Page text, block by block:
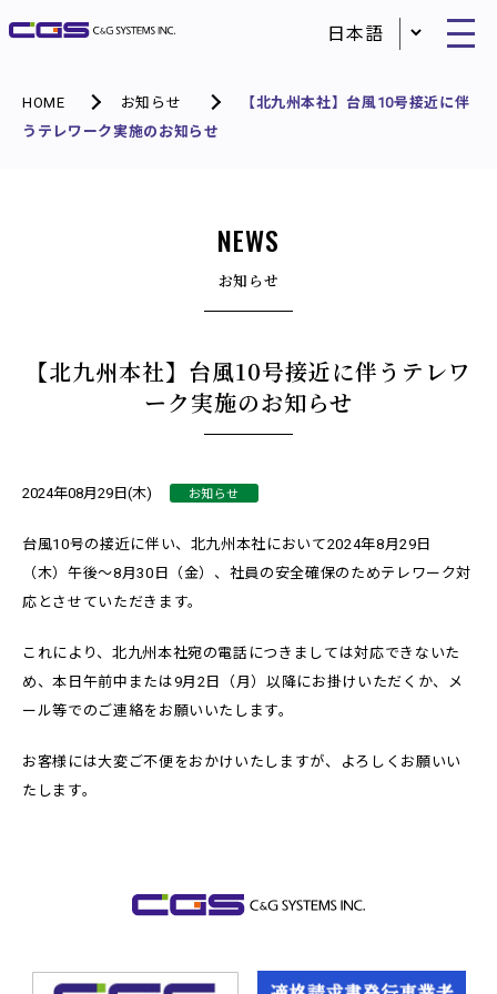
HOME お知らせ
【北九州本社】台風10号接近に伴
うテレワーク実施のお知らせ
NEWS
お知らせ
【北九州本社】台風10号接近に伴うテレワ
ーク実施のお知らせ
2024年08月29日(木) お知らせ
台風10号の接近に伴い、北九州本社において2024年8月29日
（木）午後～8月30日（金）、社員の安全確保のためテレワーク対
応とさせていただきます。
これにより、北九州本社宛の電話につきましては対応できないた
め、本日午前中または9月2日（月）以降にお掛けいただくか、メ
ール等でのご連絡をお願いいたします。
お客様には大変ご不便をおかけいたしますが、よろしくお願いい
たします。